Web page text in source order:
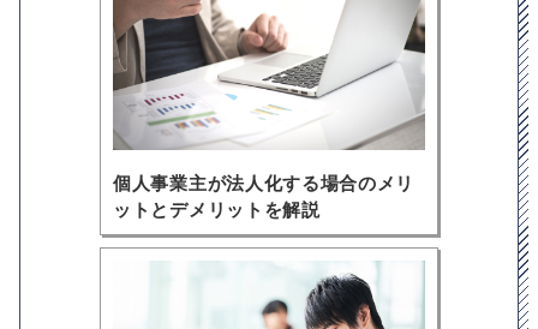
個人事業主が法人化する場合のメリ
ットとデメリットを解説